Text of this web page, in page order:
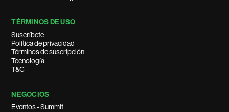
TÉRMINOS DE USO
Suscríbete
Política de privacidad
Términos de suscripción
Tecnología
T&C
NEGOCIOS
Eventos - Summit